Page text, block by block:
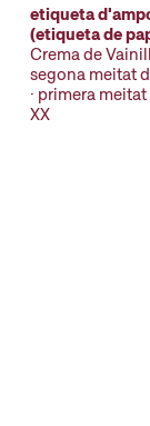
etiqueta
(etiqueta de
Crema de
segona meitat
· primera
XX